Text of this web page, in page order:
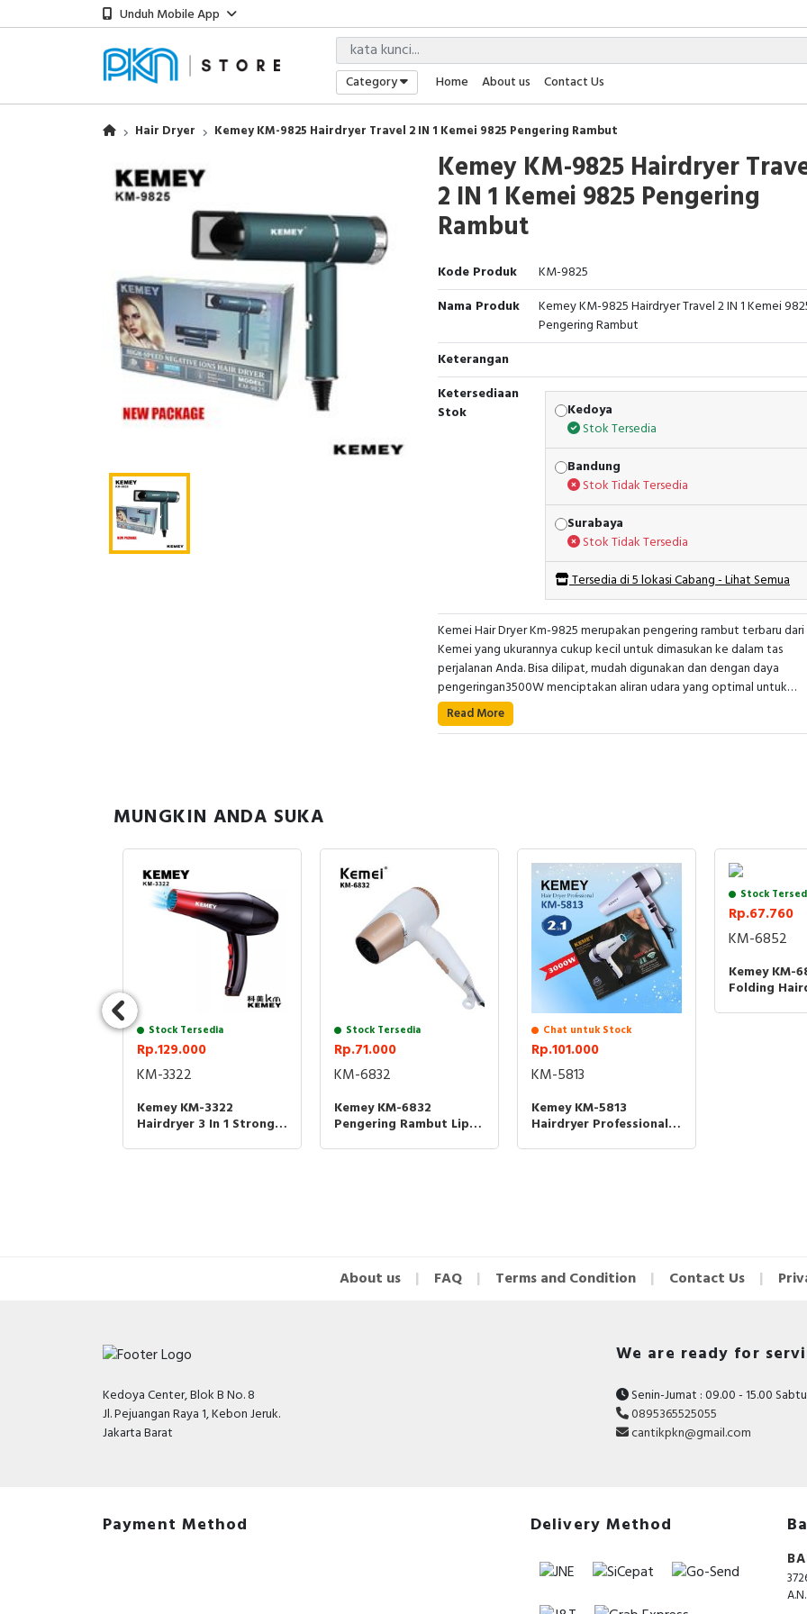
Unduh Mobile App
Category Home About us Contact Us
Hair Dryer Kemey KM-9825 Hairdryer Travel 2 IN 1 Kemei 9825 Pengering Rambut
Kemey KM-9825 Hairdryer
2 IN 1 Kemei 9825 Pengering
Rambut
Kode Produk
KM-9825
Nama Produk
Kemey KM-9825 Hairdryer Travel 2 IN 1 Kemei
Pengering Rambut
Keterangan
Ketersediaan
Stok
Kedoya
Stok Tersedia
Bandung
Stok Tidak Tersedia
Surabaya
Stok Tidak Tersedia
Tersedia di 5 lokasi Cabang - Lihat Semua
Kemei Hair Dryer Km-9825 merupakan pengering rambut terbaru dari
Kemei yang ukurannya cukup kecil untuk dimasukan ke dalam tas
perjalanan Anda. Bisa dilipat, mudah digunakan dan dengan daya
pengeringan3500W menciptakan aliran udara yang optimal untuk
menghasilkan rambut indah setiap hari
3 Kecepatan Terdapat 3 pengaturan tingkat kecepatan dan panas
bisa diatur untuk menghasilkan hasil yang sempurna, termasuk untuk
Hairdryer Kemei KM-9825
Input Daya : 1000W~220V ,50-60Hz
Output: 3500Wind Power
Panjang Kabel 1.8m
Read More
MUNGKIN ANDA SUKA
Stock Tersedia
Rp.129.000
KM-3322
Kemey KM-3322
Hairdryer 3 In 1 Strong
Stock Tersedia
Rp.71.000
KM-6832
Kemey KM-6832
Pengering Rambut Lipat
Chat untuk Stock
Rp.101.000
KM-5813
Kemey KM-5813
Hairdryer Professional
Stock
Rp.67.760
KM-6852
Kemey KM-
Folding
About us FAQ Terms and Condition Contact Us
Kedoya Center, Blok B No. 8
Jl. Pejuangan Raya 1, Kebon Jeruk.
Jakarta Barat
We are ready for
Senin-Jumat : 09.00 - 15.00
0895365525055
cantikpkn@gmail.com
Payment Method Delivery Method